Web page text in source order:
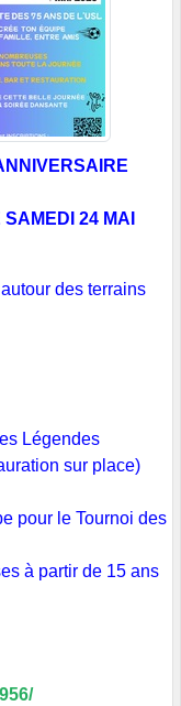
24 MAI
des terrains
Légendes
sur place)
pour le Tournoi des
à partir de 15 ans